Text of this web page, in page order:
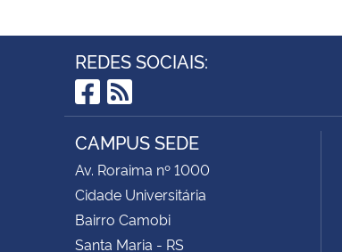
REDES SOCIAIS:
Facebook
RSS
CAMPUS SEDE
Av. Roraima nº 1000
Cidade Universitária
Bairro Camobi
Santa Maria - RS